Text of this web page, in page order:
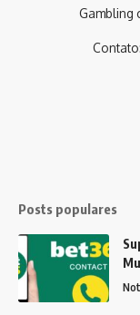
Gambling
Contato:
Posts populares